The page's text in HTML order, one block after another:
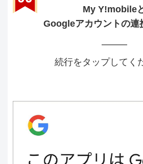
My Y!mobile
Googleアカウントの連
続行をタップしてく